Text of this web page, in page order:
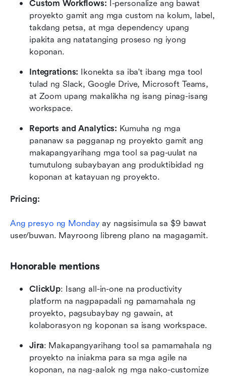
Custom Workflows: I-personalize ang bawat
proyekto gamit ang mga custom na kolum, label,
takdang petsa, at mga dependency upang
ipakita ang natatanging proseso ng iyong
koponan.
Integrations: Ikonekta sa iba't ibang mga tool
tulad ng Slack, Google Drive, Microsoft Teams,
at Zoom upang makalikha ng isang pinag-isang
workspace.
Reports and Analytics: Kumuha ng mga
pananaw sa pagganap ng proyekto gamit ang
makapangyarihang mga tool sa pag-uulat na
tumutulong subaybayan ang produktibidad ng
koponan at katayuan ng proyekto.
Pricing:
Ang presyo ng Monday ay nagsisimula sa $9 bawat
user/buwan. Mayroong libreng plano na magagamit.
Honorable mentions
ClickUp: Isang all-in-one na productivity
platform na nagpapadali ng pamamahala ng
proyekto, pagsubaybay ng gawain, at
kolaborasyon ng koponan sa isang workspace.
Jira: Makapangyarihang tool sa pamamahala ng
proyekto na iniakma para sa mga agile na
koponan, na nag-aalok ng mga nako-customize